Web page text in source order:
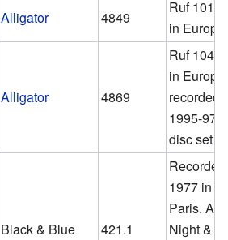
Alligator 4849
Ruf 1012
in Europe
Alligator 4869
Ruf 1042
in Europe,
recorded
1995-97,
disc set
Black & Blue 421.1
Recorded
1977 in
Paris.
Night &